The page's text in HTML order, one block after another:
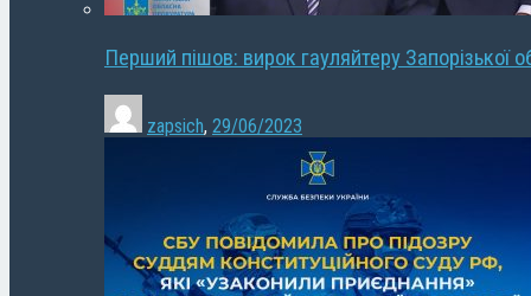
Перший пішов: вирок гауляйтеру Запорізької
zapsich, 29/06/2023